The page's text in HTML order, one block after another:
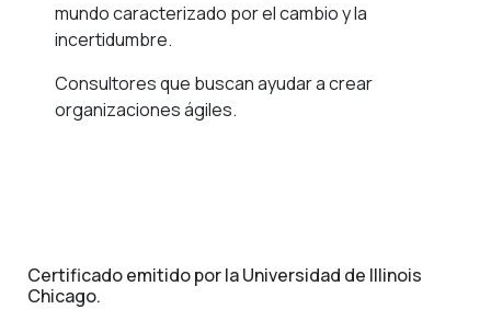
mundo caracterizado por el cambio y la
incertidumbre.
Consultores que buscan ayudar a crear
organizaciones ágiles.
Certificado emitido por la Universidad de Illinois
Chicago.